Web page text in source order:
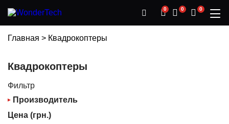
0 0 0
Главная > Квадрокоптеры
Квадрокоптеры
Фильтр
Производитель
BETAFPV
Цена (грн.)
НИЗКАЯ ЦЕНА
WOW PRICE
WOW PRICE
РАССРОЧКА
РАССРОЧКА
РАССРОЧКА
НИЗКАЯ ЦЕНА